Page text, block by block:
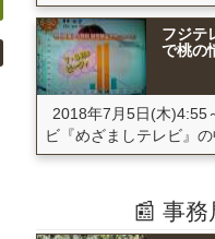
フジテ
で桃の
2018年7月5日(木)4:55
ビ『めざましテレビ』の
📰 事